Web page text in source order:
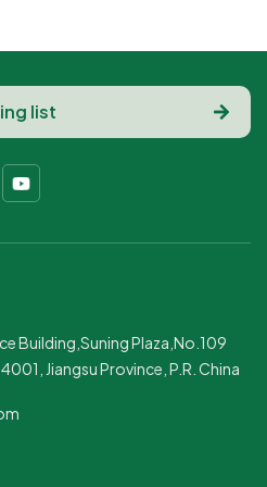
للاستعمال مرة واحدة:
سهلة الاستخدام والتخلص
منها، مثالية للتذوق
الانسكابات.استخدام متعدد
للبيئة: مصنوع من ورق قابل
لإعادة التدوير، ويدعم
Building,Suning Plaza,No.109
Jiangsu Province, P.R. China